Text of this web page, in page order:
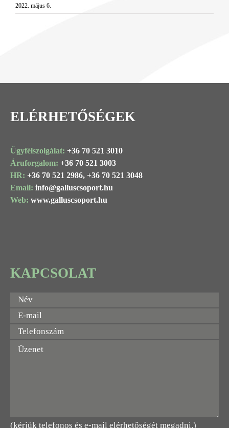
2022. május 6.
ELÉRHETŐSÉGEK
Ügyfélszolgálat: +36 70 521 3010
Áruforgalom: +36 70 521 3003
HR: +36 70 521 2986, +36 70 521 3048
Email: info@galluscsoport.hu
Web: www.galluscsoport.hu
KAPCSOLAT
(kérjük telefonos és e-mail elérhetőségét megadni.)